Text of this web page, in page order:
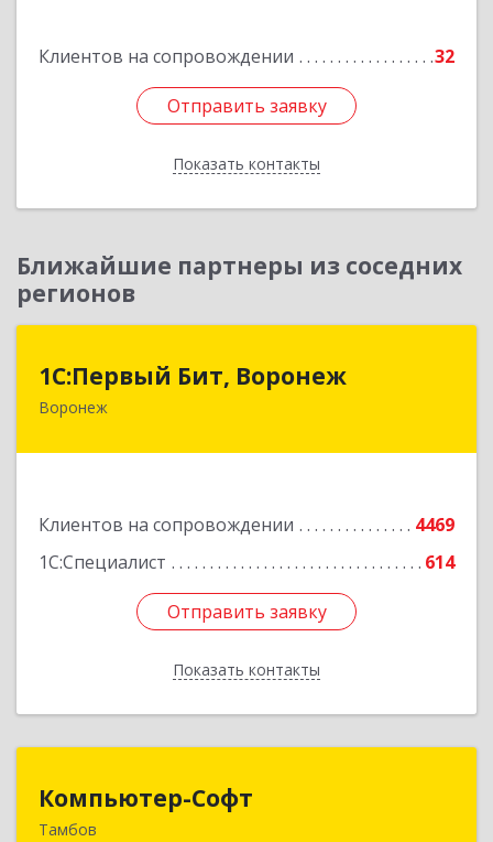
Клиентов на сопровождении 32
Отправить заявку
Показать контакты
Отправить заявку
Назад
Ближайшие партнеры из соседних
регионов
1С:Первый Бит, Воронеж
Воронеж
Клиентов на сопровождении
4469
1С:Специалист
614
Отправить заявку
Показать контакты
1С:Первый Бит, Воронеж
394006, Воронежская обл, Воронеж г, 20-летия
Отправить заявку
Назад
Компьютер-Софт
Тамбов
392000, Тамбовская обл, Тамбов г, Советская